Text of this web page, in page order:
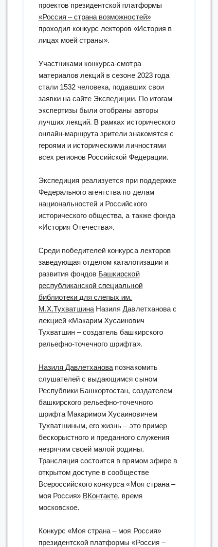
проектов президентской платформы
«Россия – страна возможностей»
проходил конкурс лекторов «История в
лицах моей страны».
Участниками конкурса-смотра
материалов лекций в сезоне 2023 года
стали 1532 человека, подавших свои
заявки на сайте Экспедиции. По итогам
экспертизы были отобраны авторы
лучших лекций. В рамках исторического
онлайн-маршрута зрители знакомятся с
героями и историческими личностями
всех регионов Российской Федерации.
Экспедиция реализуется при поддержке
Федерального агентства по делам
национальностей и Российского
исторического общества, а также фонда
«История Отечества».
Среди победителей конкурса лекторов
заведующая отделом каталогизации и
развития фондов Башкирской
республиканской специальной
библиотеки для слепых им.
М.Х.Тухватшина Назиля Давлетханова с
лекцией «Макарим Хусаинович
Тухватшин – создатель башкирского
рельефно-точечного шрифта».
Назиля Давлетханова познакомить
слушателей с выдающимся сыном
Республики Башкортостан, создателем
башкирского рельефно-точечного
шрифта Макаримом Хусаиновичем
Тухватшиным, его жизнь – это пример
бескорыстного и преданного служения
незрячим своей малой родины.
Трансляция состоится в прямом эфире в
открытом доступе в сообществе
Всероссийского конкурса «Моя страна –
моя Россия» ВКонтакте, время
московское.
Конкурс «Моя страна – моя Россия»
президентской платформы «Россия –